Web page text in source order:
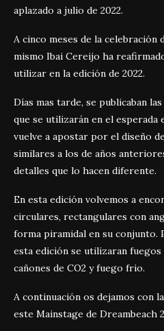
aplazado a julio de 2022.
A cinco meses de la celebración
mismo Ibai Cereijo ha
utilizar en la edición de 2022.
Días mas tarde, se publicaban
que se utilizarán en el esperada
vuelve a apostar por el diseño
similares a los de años
detalles que lo hacen diferente.
En esta edición volvemos a
circulares, rectangulares con
forma piramidal en su conjunto.
esta edición se utilizaran fuegos
cañones de CO2 y fuego frio.
A continuación os dejamos con
este Mainstage de Dreambeach